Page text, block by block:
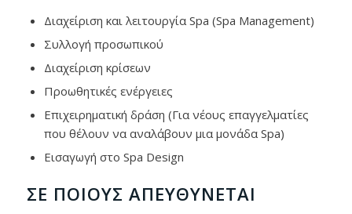
Διαχείριση και λειτουργία Spa (Spa Management)
Συλλογή προσωπικού
Διαχείριση κρίσεων
Προωθητικές ενέργειες
Επιχειρηματική δράση (Για νέους επαγγελματίες
που θέλουν να αναλάβουν μια μονάδα Spa)
Εισαγωγή στο Spa Design
ΣΕ ΠΟΙΟΥΣ ΑΠΕΥΘΎΝΕΤΑΙ